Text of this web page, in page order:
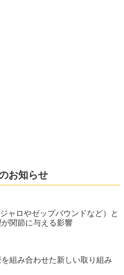
お知らせ
ャロやゼップバウンドなど）と
関節に与える影響
組み合わせた新しい取り組み